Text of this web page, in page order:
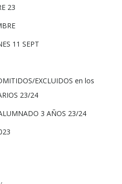
23
11 SEPT
EXCLUIDOS en los
23/24
3 AÑOS 23/24